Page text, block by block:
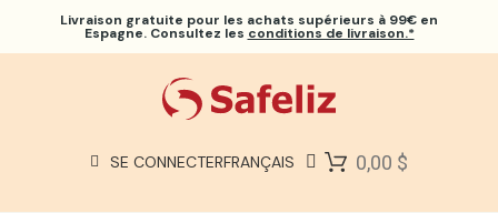
Livraison gratuite pour les achats supérieurs à 99€ en
Espagne. Consultez les conditions de livraison.*
SE CONNECTERFRANÇAIS 0,00 $